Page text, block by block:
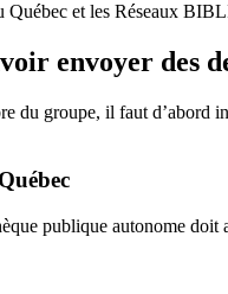
Québec et les Réseaux
envoyer des
du groupe, il faut
publique autonome doit